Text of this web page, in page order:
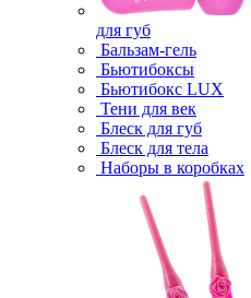
для губ
Бальзам-гель
Бьютибоксы
Бьютибокс LUX
Тени для век
Блеск для губ
Блеск для тела
Наборы в коробках